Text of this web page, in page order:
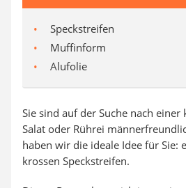
Speckstreifen
Muffinform
Alufolie
Sie sind auf der Suche nach einer
Salat oder Rührei
haben wir die ideale Idee für Sie:
krossen Speckstreifen.